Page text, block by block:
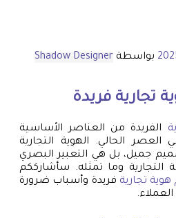
بواسطة Shadow Designer
تجارية فريدة
الفريدة من العناصر الأساسية
الحالي. الهوية التجارية
جميل، بل هي التعبير البصري
التجارية وما تمثله. سأشارككم
تجارية فريدة وأسباب ضرورة